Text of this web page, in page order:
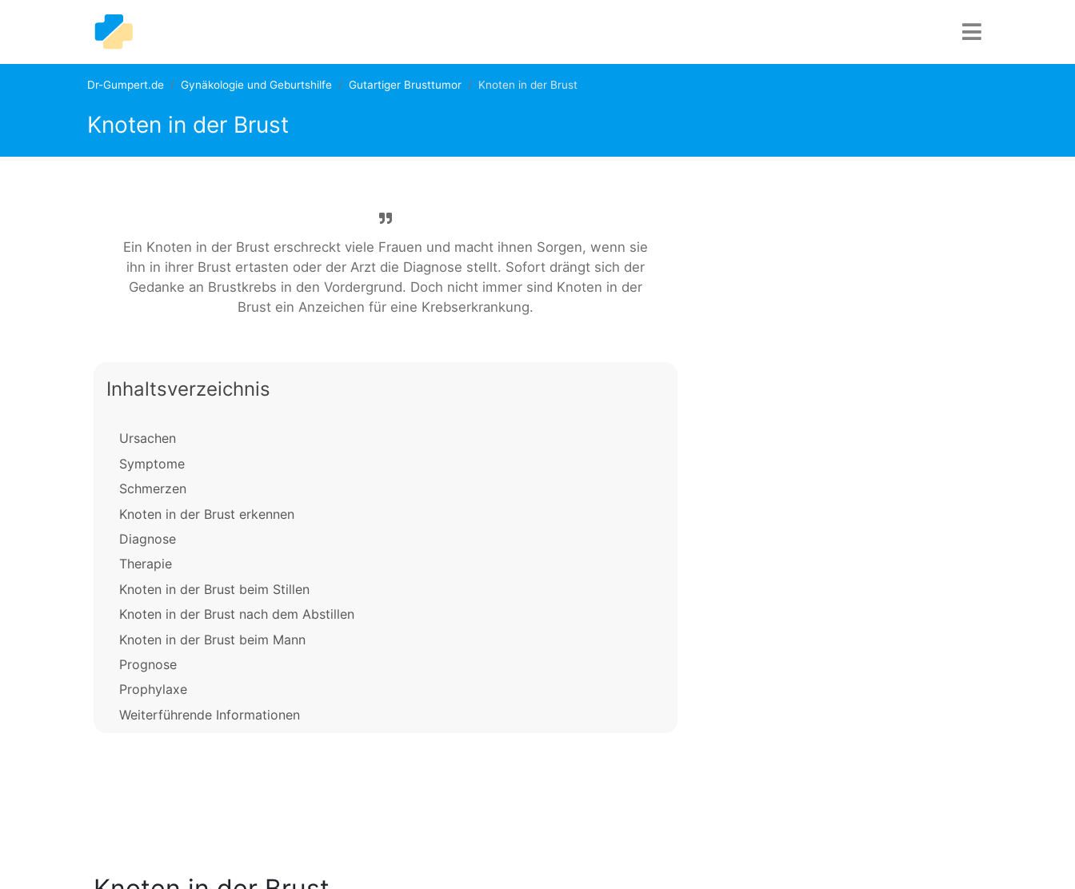
Dr-Gumpert.de Gynäkologie und Geburtshilfe Gutartiger Brusttumor Knoten in der Brust
Knoten in der Brust
Ein Knoten in der Brust erschreckt viele Frauen und macht ihnen Sorgen, wenn sie
ihn in ihrer Brust ertasten oder der Arzt die Diagnose stellt. Sofort drängt sich der
Gedanke an Brustkrebs in den Vordergrund. Doch nicht immer sind Knoten in der
Brust ein Anzeichen für eine Krebserkrankung.
Inhaltsverzeichnis
Ursachen
Symptome
Schmerzen
Knoten in der Brust erkennen
Diagnose
Therapie
Knoten in der Brust beim Stillen
Knoten in der Brust nach dem Abstillen
Knoten in der Brust beim Mann
Prognose
Prophylaxe
Weiterführende Informationen